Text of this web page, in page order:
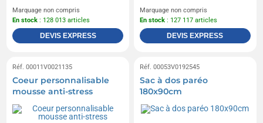
Marquage non compris
En stock : 128 013 articles
DEVIS EXPRESS
Marquage non compris
En stock : 127 117 articles
DEVIS EXPRESS
Réf. 00011V0021135
Coeur personnalisable
mousse anti-stress
Réf. 00053V0192545
Sac à dos paréo
180x90cm